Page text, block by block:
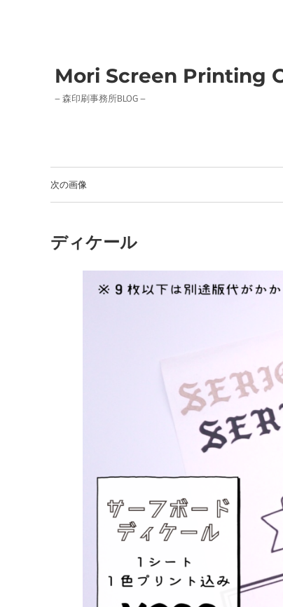
Mori Screen Printing
– 森印刷事務所BLOG –
次の画像
ディケール